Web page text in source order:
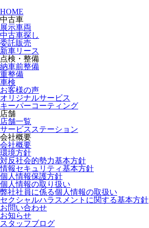
HOME
中古車
展示車両
中古車探し
委託販売
新車リース
点検・整備
納車前整備
重整備
車検
お客様の声
オリジナルサービス
キーパーコーティング
店舗
店舗一覧
サービスステーション
会社概要
会社概要
環境方針
対反社会的勢力基本方針
情報セキュリティ基本方針
個人情報保護方針
個人情報の取り扱い
弊社社員に係る個人情報の取扱い
セクシャルハラスメントに関する基本方針
お問い合わせ
お知らせ
スタッフブログ